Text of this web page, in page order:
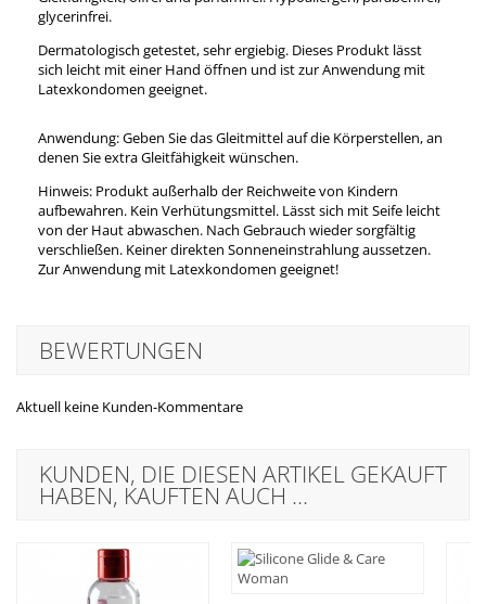
glycerinfrei.
Dermatologisch getestet, sehr ergiebig. Dieses Produkt lässt
sich leicht mit einer Hand öffnen und ist zur Anwendung mit
Latexkondomen geeignet.
Anwendung: Geben Sie das Gleitmittel auf die Körperstellen, an
denen Sie extra Gleitfähigkeit wünschen.
Hinweis: Produkt außerhalb der Reichweite von Kindern
aufbewahren. Kein Verhütungsmittel. Lässt sich mit Seife leicht
von der Haut abwaschen. Nach Gebrauch wieder sorgfältig
verschließen. Keiner direkten Sonneneinstrahlung aussetzen.
Zur Anwendung mit Latexkondomen geeignet!
BEWERTUNGEN
Aktuell keine Kunden-Kommentare
KUNDEN, DIE DIESEN ARTIKEL GEKAUFT
HABEN, KAUFTEN AUCH ...